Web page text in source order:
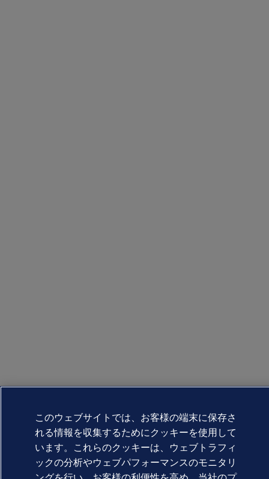
このウェブサイトでは、お客様の端末に保存さ
れる情報を収集するためにクッキーを使用して
います。これらのクッキーは、ウェブトラフィ
ックの分析やウェブパフォーマンスのモニタリ